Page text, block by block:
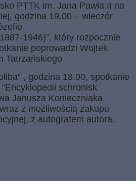
PTTK im. Jana Pawła II na
godzina 19.00 – wieczór
1946)”, który rozpocznie
poprowadzi Wojtek
Tatrzańskiego
, godzina 18.00, spotkanie
schronisk
Janusza Konieczniaka.
z możliwością zakupu
z autografem autora.